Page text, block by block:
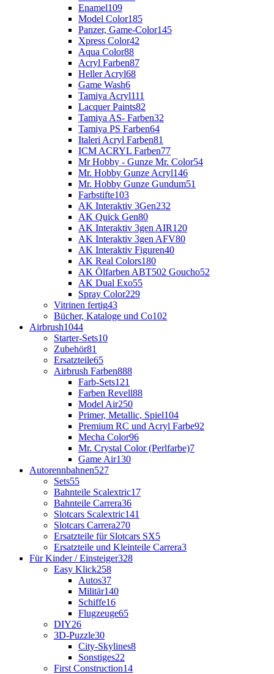
Enamel109
Model Color185
Panzer, Game-Color145
Xpress Color42
Aqua Color88
Acryl Farben87
Heller Acryl68
Game Wash6
Tamiya Acryl111
Lacquer Paints82
Tamiya AS- Farben32
Tamiya PS Farben64
Italeri Acryl Farben81
ICM ACRYL Farben77
Mr Hobby - Gunze Mr. Color54
Mr. Hobby Gunze Acryl146
Mr. Hobby Gunze Gundum51
Farbstifte103
AK Interaktiv 3Gen232
AK Quick Gen80
AK Interaktiv 3gen AIR120
AK Interaktiv 3gen AFV80
AK Interaktiv Figuren40
AK Real Colors180
AK Ölfarben ABT502 Goucho52
AK Dual Exo55
Spray Color229
Vitrinen fertig43
Bücher, Kataloge und Co102
Airbrush1044
Starter-Sets10
Zubehör81
Ersatzteile65
Airbrush Farben888
Farb-Sets121
Farben Revell88
Model Air250
Primer, Metallic, Spiel104
Premium RC und Acryl Farbe92
Mecha Color96
Mr. Crystal Color (Perlfarbe)7
Game Air130
Autorennbahnen527
Sets55
Bahnteile Scalextric17
Bahnteile Carrera36
Slotcars Scalextric141
Slotcars Carrera270
Ersatzteile für Slotcars SX5
Ersatzteile und Kleinteile Carrera3
Für Kinder / Einsteiger328
Easy Klick258
Autos37
Militär140
Schiffe16
Flugzeuge65
DIY26
3D-Puzzle30
City-Skylines8
Sonstiges22
First Construction14